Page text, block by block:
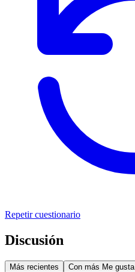
Repetir cuestionario
Discusión
Más recientes Con más Me gusta